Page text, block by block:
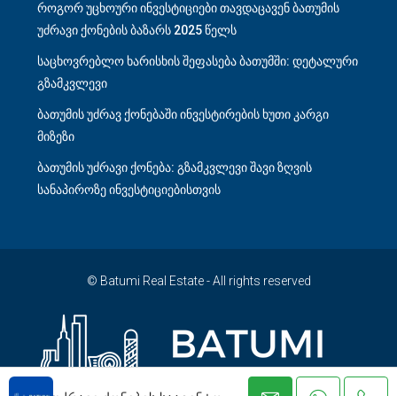
როგორ უცხოური ინვესტიციები თავდაცავენ ბათუმის
უძრავი ქონების ბაზარს 2025 წელს
საცხოვრებლო ხარისხის შეფასება ბათუმში: დეტალური
გზამკვლევი
ბათუმის უძრავ ქონებაში ინვესტირების ხუთი კარგი
მიზეზი
ბათუმის უძრავი ქონება: გზამკვლევი შავი ზღვის
სანაპიროზე ინვესტიციებისთვის
© Batumi Real Estate - All rights reserved